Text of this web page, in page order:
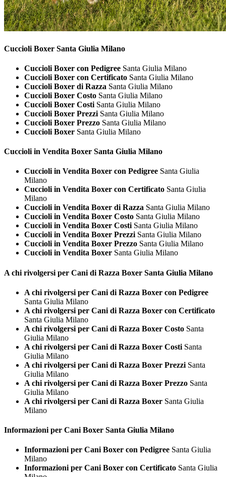
Cuccioli Boxer Santa Giulia Milano
Cuccioli Boxer con Pedigree Santa Giulia Milano
Cuccioli Boxer con Certificato Santa Giulia Milano
Cuccioli Boxer di Razza Santa Giulia Milano
Cuccioli Boxer Costo Santa Giulia Milano
Cuccioli Boxer Costi Santa Giulia Milano
Cuccioli Boxer Prezzi Santa Giulia Milano
Cuccioli Boxer Prezzo Santa Giulia Milano
Cuccioli Boxer Santa Giulia Milano
Cuccioli in Vendita Boxer Santa Giulia Milano
Cuccioli in Vendita Boxer con Pedigree Santa Giulia
Milano
Cuccioli in Vendita Boxer con Certificato Santa Giulia
Milano
Cuccioli in Vendita Boxer di Razza Santa Giulia Milano
Cuccioli in Vendita Boxer Costo Santa Giulia Milano
Cuccioli in Vendita Boxer Costi Santa Giulia Milano
Cuccioli in Vendita Boxer Prezzi Santa Giulia Milano
Cuccioli in Vendita Boxer Prezzo Santa Giulia Milano
Cuccioli in Vendita Boxer Santa Giulia Milano
A chi rivolgersi per Cani di Razza Boxer Santa Giulia Milano
A chi rivolgersi per Cani di Razza Boxer con Pedigree
Santa Giulia Milano
A chi rivolgersi per Cani di Razza Boxer con Certificato
Santa Giulia Milano
A chi rivolgersi per Cani di Razza Boxer Costo Santa
Giulia Milano
A chi rivolgersi per Cani di Razza Boxer Costi Santa
Giulia Milano
A chi rivolgersi per Cani di Razza Boxer Prezzi Santa
Giulia Milano
A chi rivolgersi per Cani di Razza Boxer Prezzo Santa
Giulia Milano
A chi rivolgersi per Cani di Razza Boxer Santa Giulia
Milano
Informazioni per Cani Boxer Santa Giulia Milano
Informazioni per Cani Boxer con Pedigree Santa Giulia
Milano
Informazioni per Cani Boxer con Certificato Santa Giulia